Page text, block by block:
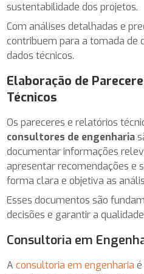
sustentabilidade dos projetos.
Com análises detalhadas e
contribuem para a tomada de
dados técnicos.
Elaboração de
Técnicos
Os pareceres e relatórios
consultores de engenharia
documentar informações
apresentar recomendações e
forma clara e objetiva as
Esses documentos são
decisões e garantir a
Consultoria em
Aconsultoria em engenharia